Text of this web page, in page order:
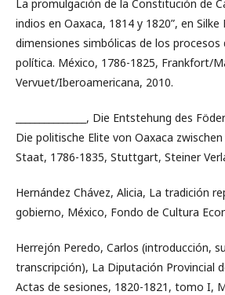
La promulgación de la Constitución de
indios en Oaxaca, 1814 y 1820”, en Silke
dimensiones simbólicas de los
política. México, 1786-1825, Frankfort/
Vervuet/Iberoamericana, 2010.
_______________, Die Entstehung des
Die politische Elite von Oaxaca
Staat, 1786-1835, Stuttgart, Steiner
Hernández Chávez, Alicia, La tradición
gobierno, México, Fondo de Cultura
Herrejón Peredo, Carlos (introducción,
transcripción), La Diputación Provincial
Actas de sesiones, 1820-1821, tomo I,